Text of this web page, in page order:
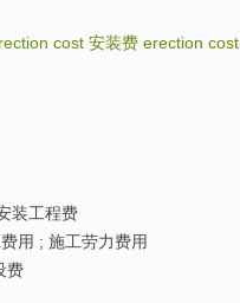
cost 安装费 erection cost
装工程费
用 ; 施工劳力费用
费